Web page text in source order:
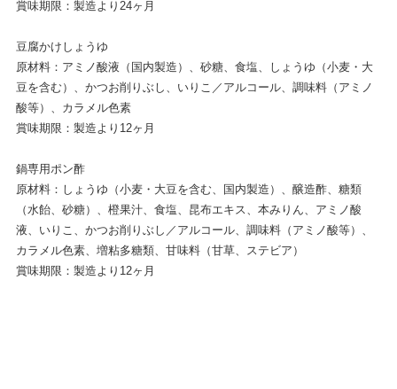
賞味期限：製造より24ヶ月
豆腐かけしょうゆ
原材料：アミノ酸液（国内製造）、砂糖、食塩、しょうゆ（小麦・大
豆を含む）、かつお削りぶし、いりこ／アルコール、調味料（アミノ
酸等）、カラメル色素
賞味期限：製造より12ヶ月
鍋専用ポン酢
原材料：しょうゆ（小麦・大豆を含む、国内製造）、醸造酢、糖類
（水飴、砂糖）、橙果汁、食塩、昆布エキス、本みりん、アミノ酸
液、いりこ、かつお削りぶし／アルコール、調味料（アミノ酸等）、
カラメル色素、増粘多糖類、甘味料（甘草、ステビア）
賞味期限：製造より12ヶ月